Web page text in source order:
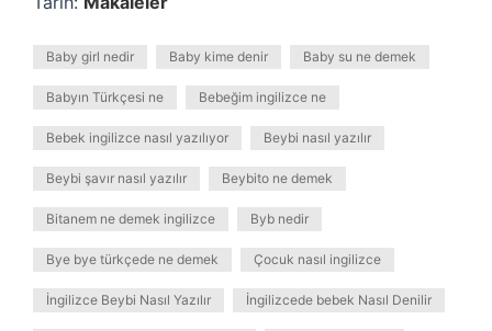
Baby girl nedir Baby kime denir Baby su ne demek
Babyın Türkçesi ne Bebeğim ingilizce ne
Bebek ingilizce nasıl yazılıyor Beybi nasıl yazılır
Beybi şavır nasıl yazılır Beybito ne demek
Bitanem ne demek ingilizce Byb nedir
Bye bye türkçede ne demek Çocuk nasıl ingilizce
İngilizce Beybi Nasıl Yazılır İngilizcede bebek Nasıl Denilir